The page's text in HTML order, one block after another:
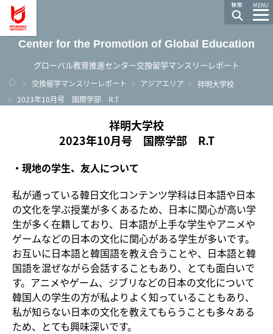
MENU
Center for the Promotion of Global Education
グローバル教育推進センター交換留学マンスリーレポート
ホーム
交換留学マンスリーレポート アジアエリア
祥明大学校
2023年10月号 国際学部 R.T
祥明大学校
2023年10月号 国際学部 R.T
・現地の学生、友人について
私が通っている韓日文化コンテンツ学科は日本語や日本
の文化を学ぶ授業が多くあるため、日本に関心が高い学
生が多く在籍しており、日本語が上手な学生やアニメや
ゲームなどの日本の文化に関心がある学生が多いです。
お互いに日本語と韓国語を教え合うことや、日本語と韓
国語を混ぜながら会話することもあり、とても面白いで
す。アニメやゲーム、ジブリなどの日本の文化について
韓国人の学生の方が私よりよく知っていることもあり、
私が知らない日本の文化を教えてもらうことも多々ある
ため、とても興味深いです。